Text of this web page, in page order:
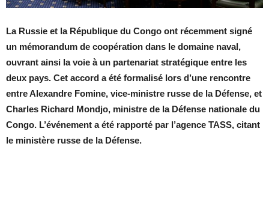
La Russie et la République du Congo ont récemment signé
un mémorandum de coopération dans le domaine naval,
ouvrant ainsi la voie à un partenariat stratégique entre les
deux pays. Cet accord a été formalisé lors d’une rencontre
entre Alexandre Fomine, vice-ministre russe de la Défense, et
Charles Richard Mondjo, ministre de la Défense nationale du
Congo. L’événement a été rapporté par l’agence TASS, citant
le ministère russe de la Défense.